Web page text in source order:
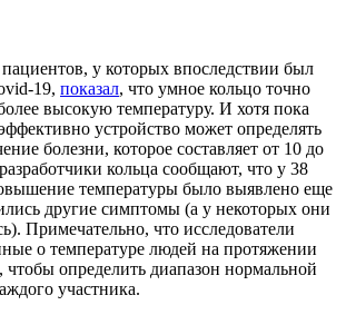
у которых впоследствии был
19, показал, что умное кольцо точно
высокую температуру. И хотя пока
устройство может определять
болезни, которое составляет от 10 до
кольца сообщают, что у 38
температуры было выявлено еще
другие симптомы (а у некоторых они
Примечательно, что исследователи
о температуре людей на протяжении
чтобы определить диапазон нормальной
участника.